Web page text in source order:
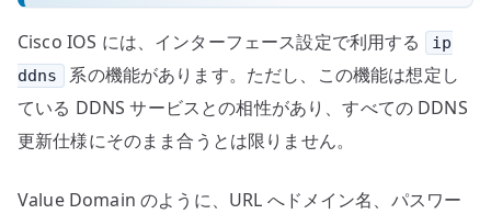
Cisco IOS には、インターフェース設定で利用する
ip
ddns
系の機能があります。ただし、この機能は想定し
ている DDNS サービスとの相性があり、すべての DDNS
更新仕様にそのまま合うとは限りません。
Value Domain のように、URL へドメイン名、パスワー